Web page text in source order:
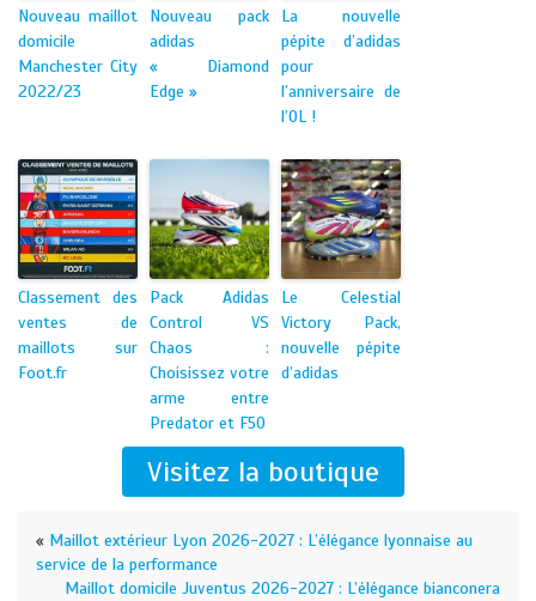
Nouveau maillot
domicile
Manchester City
2022/23
Nouveau pack
adidas
« Diamond
Edge »
La nouvelle
pépite d’adidas
pour
l’anniversaire de
l’OL !
Classement des
ventes de
maillots sur
Foot.fr
Pack Adidas
Control VS
Chaos :
Choisissez votre
arme entre
Predator et F50
Le Celestial
Victory Pack,
nouvelle pépite
d’adidas
Visitez la boutique
« Maillot extérieur Lyon 2026-2027 : L’élégance lyonnaise au
service de la performance
Maillot domicile Juventus 2026-2027 : L’élégance bianconera